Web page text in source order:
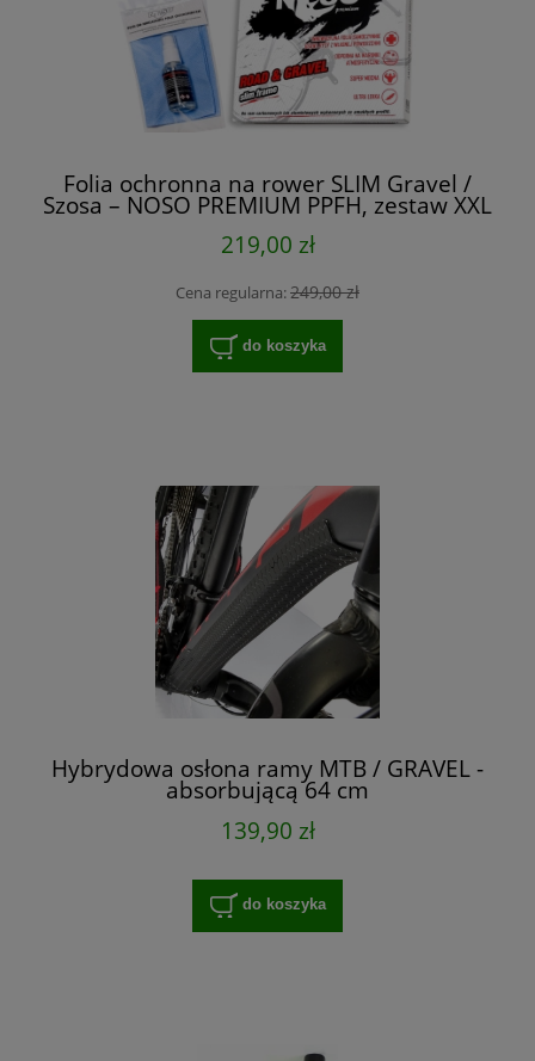
Folia ochronna na rower SLIM Gravel /
Szosa – NOSO PREMIUM PPFH, zestaw XXL
219,00 zł
Cena regularna:249,00 zł
do koszyka
Hybrydowa osłona ramy MTB / GRAVEL -
absorbującą 64 cm
139,90 zł
do koszyka